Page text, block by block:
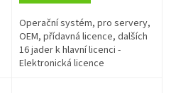
Operační systém, pro servery,
OEM, přídavná licence, dalších
16 jader k hlavní licenci -
Elektronická licence